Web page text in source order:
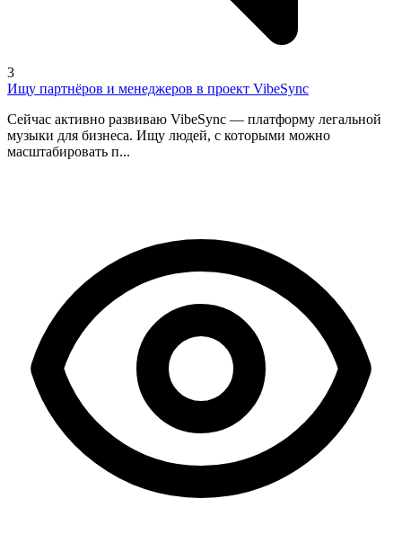
3
Ищу партнёров и менеджеров в проект VibeSync
Сейчас активно развиваю VibeSync — платформу легальной
музыки для бизнеса. Ищу людей, с которыми можно
масштабировать п...